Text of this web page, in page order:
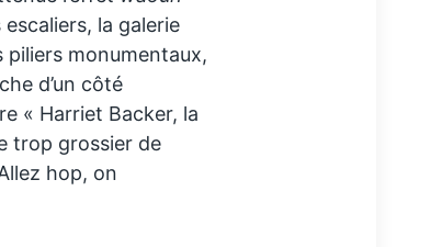
escaliers, la galerie
piliers monumentaux,
d’un côté
« Harriet Backer, la
trop grossier de
hop, on